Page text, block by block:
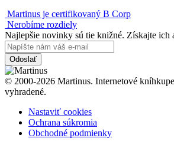
Martinus je certifikovaný B Corp
Nerobíme rozdiely
Najlepšie novinky sú tie knižné. Získajte ich
Odoslať
© 2000-2026 Martinus. Internetové
vyhradené.
Nastaviť cookies
Ochrana súkromia
Obchodné podmienky